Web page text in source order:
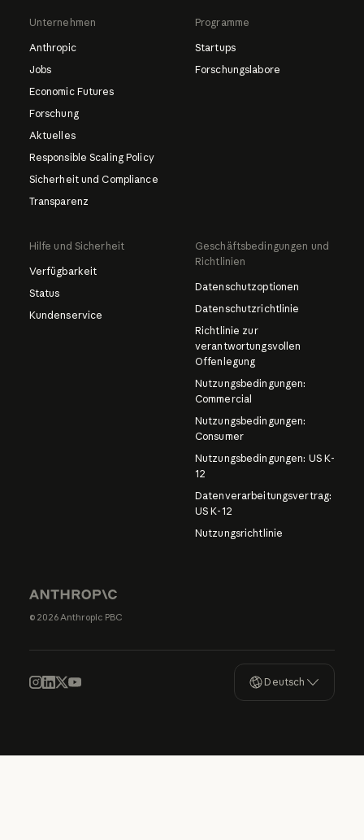
Unternehmen
Anthropic
Jobs
Economic Futures
Forschung
Aktuelles
Responsible Scaling Policy
Sicherheit und Compliance
Transparenz
Programme
Startups
Forschungslabore
Hilfe und Sicherheit
Verfügbarkeit
Status
Kundenservice
Geschäftsbedingungen und
Richtlinien
Datenschutzoptionen
Datenschutzrichtlinie
Richtlinie zur
verantwortungsvollen
Offenlegung
Nutzungsbedingungen:
Commercial
Nutzungsbedingungen:
Consumer
Nutzungsbedingungen: US K-
12
Datenverarbeitungsvertrag:
US K-12
Nutzungsrichtlinie
© 2026 Anthropic PBC
Deutsch